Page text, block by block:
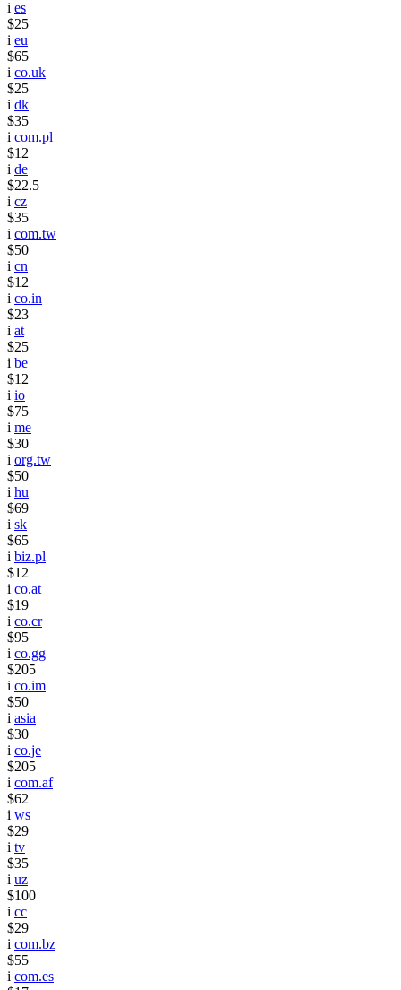
i es
$25
i eu
$65
i co.uk
$25
i dk
$35
i com.pl
$12
i de
$22.5
i cz
$35
i com.tw
$50
i cn
$12
i co.in
$23
i at
$25
i be
$12
i io
$75
i me
$30
i org.tw
$50
i hu
$69
i sk
$65
i biz.pl
$12
i co.at
$19
i co.cr
$95
i co.gg
$205
i co.im
$50
i asia
$30
i co.je
$205
i com.af
$62
i ws
$29
i tv
$35
i uz
$100
i cc
$29
i com.bz
$55
i com.es